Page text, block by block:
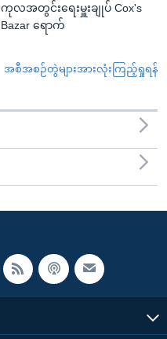
ကုလအတွင်းရေးမှူးချုပ် Cox's
Bazar ရောက်
အစီအစဉ်တွဲများအားလုံးကြည့်ရှုရန်